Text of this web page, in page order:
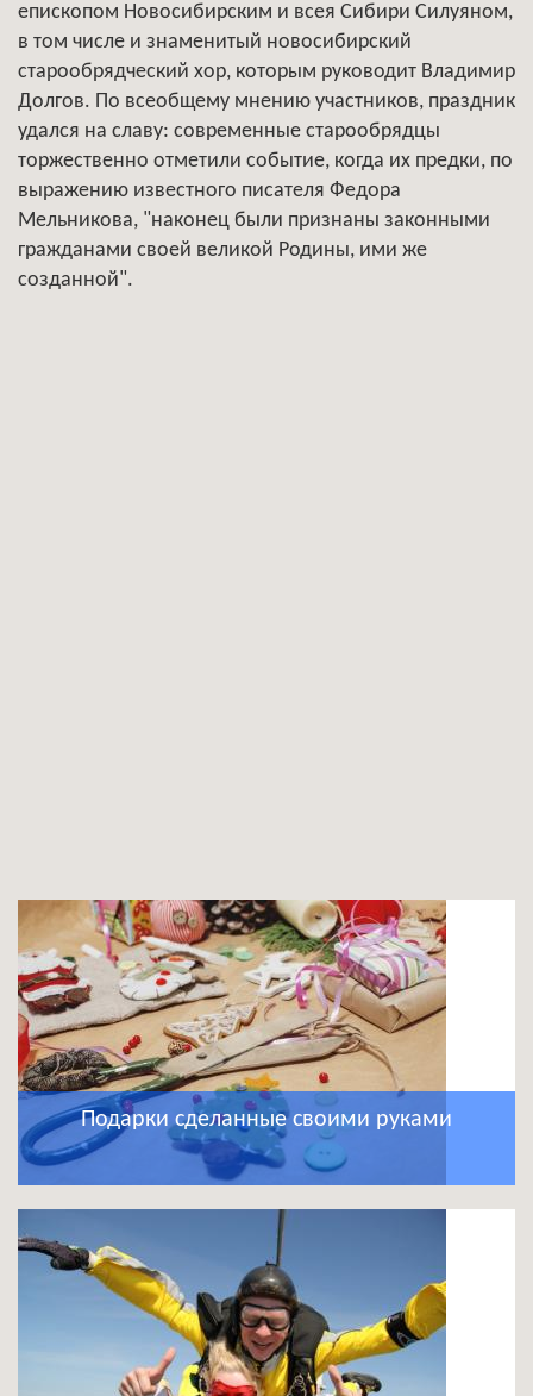
епископом Новосибирским и всея Сибири Силуяном,
в том числе и знаменитый новосибирский
старообрядческий хор, которым руководит Владимир
Долгов. По всеобщему мнению участников, праздник
удался на славу: современные старообрядцы
торжественно отметили событие, когда их предки, по
выражению известного писателя Федора
Мельникова, "наконец были признаны законными
гражданами своей великой Родины, ими же
созданной".
Подарки сделанные своими руками